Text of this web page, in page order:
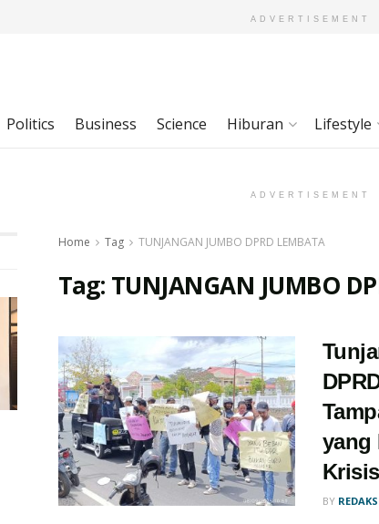
ADVERTISEMENT
Politics Business Science Hiburan Lifestyle
ADVERTISEMENT
Home Tag TUNJANGAN JUMBO DPRD LEMBATA
Tag: TUNJANGAN JUMBO
yang
Krisis
BY